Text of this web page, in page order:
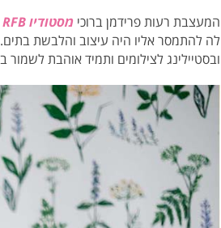
המעצבת רעות פרידמן ברוכי מסטודיו RFB
לה להתמסר אליו היה עיצוב והלבשת
ובסטיילינג לצילומים ותמיד אוהבת לשמור